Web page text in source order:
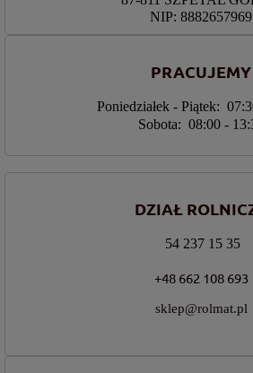
NIP: 8882657969
PRACUJEMY
Poniedziałek - Piątek:
Sobota: 08:00 -
DZIAŁ
54 237 15 35
+48 662 108 693
sklep@rolmat.pl